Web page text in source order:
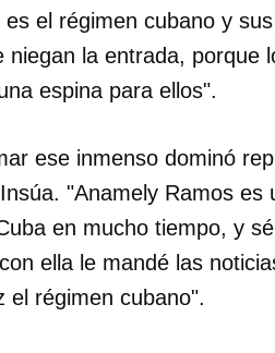
el régimen cubano y
la entrada, porque
espina para ellos".
ese inmenso dominó
"Anamely Ramos
en mucho tiempo, y
ella le mandé las
el régimen cubano".